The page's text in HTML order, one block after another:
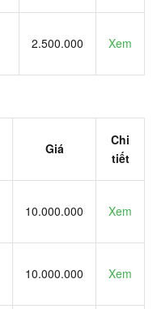
2.500.000 Xem
Giá
Chi
tiết
10.000.000 Xem
10.000.000 Xem